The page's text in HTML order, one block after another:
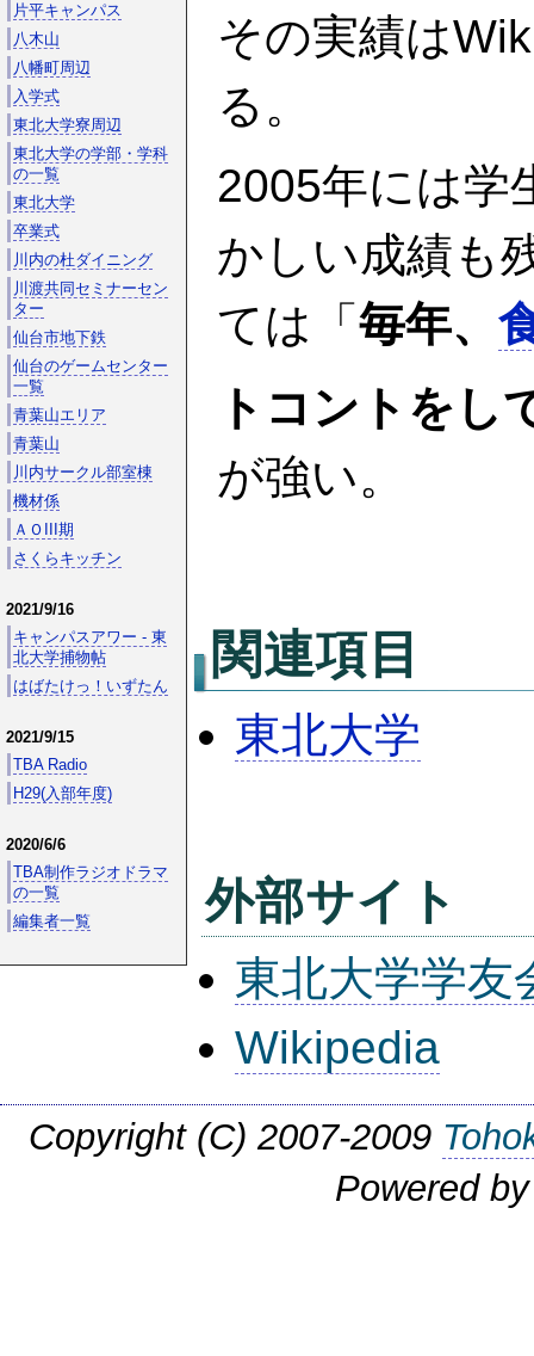
その実績は
る。
2005年には学
かしい成績も
ては「 毎年、
トコントをし
が強い。
関連項目
東北大学
外部サイト
東北大学学友
Wikipedia
片平キャンパス
八木山
八幡町周辺
入学式
東北大学寮周辺
東北大学の学部・学科
の一覧
東北大学
卒業式
川内の杜ダイニング
川渡共同セミナーセン
ター
仙台市地下鉄
仙台のゲームセンター
一覧
青葉山エリア
青葉山
川内サークル部室棟
機材係
ＡＯIII期
さくらキッチン
2021/9/16
キャンパスアワー - 東
北大学捕物帖
はばたけっ！いずたん
2021/9/15
TBA Radio
H29(入部年度)
2020/6/6
TBA制作ラジオドラマ
の一覧
編集者一覧
Copyright (C) 2007-2009
Powered